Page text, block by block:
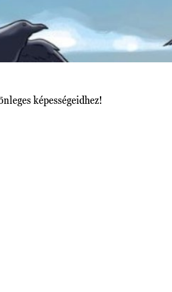
képességeidhez!